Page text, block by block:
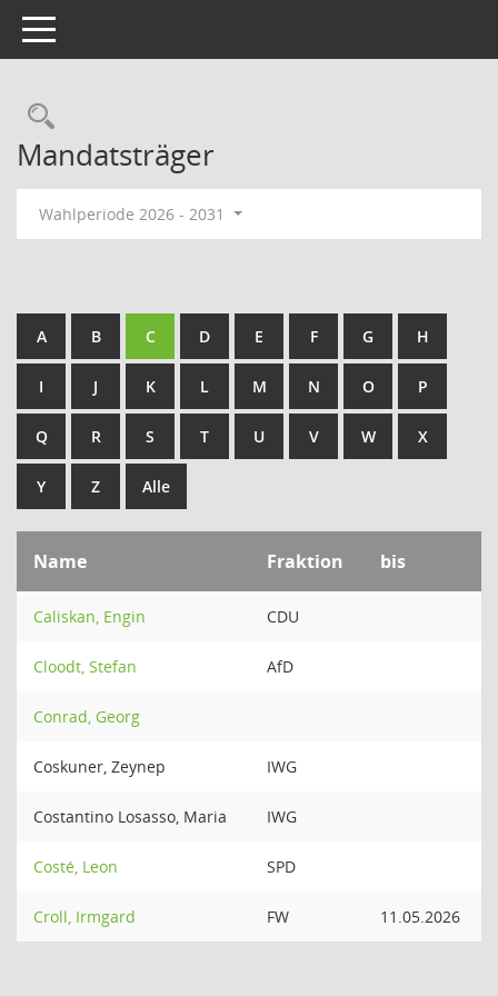
Toggle navigation
Rechercheauswahl
Mandatsträger
Wahlperiode 2026 - 2031
A B C D E F G H
I J K L M N O P
Q R S T U V W X
Y Z Alle
Name Fraktion bis
Caliskan, Engin CDU
Cloodt, Stefan AfD
Conrad, Georg
Coskuner, Zeynep IWG
Costantino Losasso, Maria IWG
Costé, Leon SPD
Croll, Irmgard FW 11.05.2026